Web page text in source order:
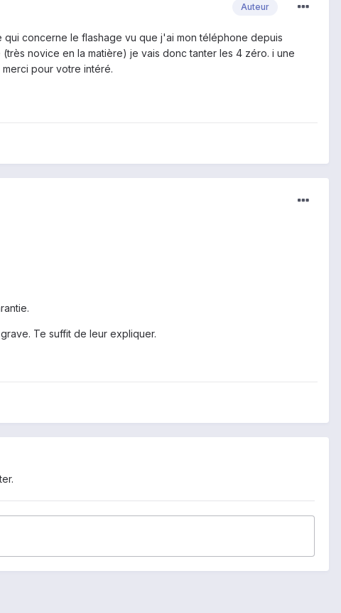
Auteur
qui concerne le flashage vu que j'ai mon téléphone depuis
novice en la matière) je vais donc tanter les 4 zéro. i une
pour votre intéré.
Te suffit de leur expliquer.